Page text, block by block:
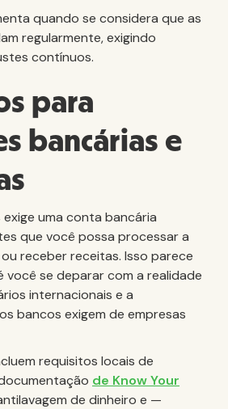
quando se considera que as
regularmente, exigindo
contínuos.
para
bancárias e
uma conta bancária
que você possa processar a
receber receitas. Isso parece
se deparar com a realidade
internacionais e a
bancos exigem de empresas
requisitos locais de
de Know Your
de dinheiro e —